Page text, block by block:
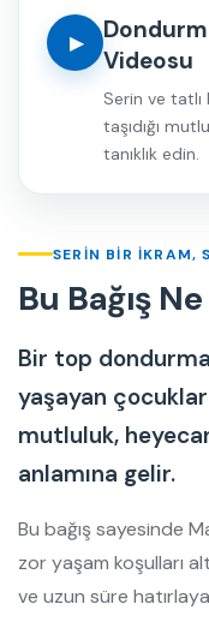
▶
Videosu
Serin ve tatlı
taşıdığı
tanıklık edin.
SERIN BIR İKRAM,
Bu Bağış
Bir top
yaşayan
mutluluk,
anlamına gelir.
Bu bağış sayesinde
zor yaşam koşulları
ve uzun süre